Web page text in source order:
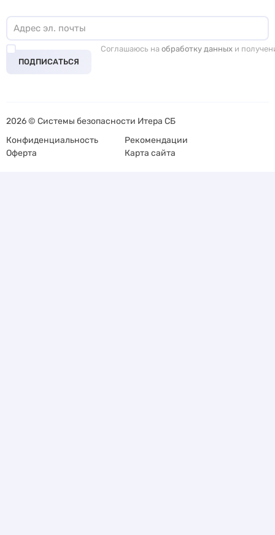
ПОДПИСАТЬСЯ
Соглашаюсь на обработку данных и
2026 © Системы безопасности Итера СБ
Конфиденциальность
Рекомендации
Оферта
Карта сайта